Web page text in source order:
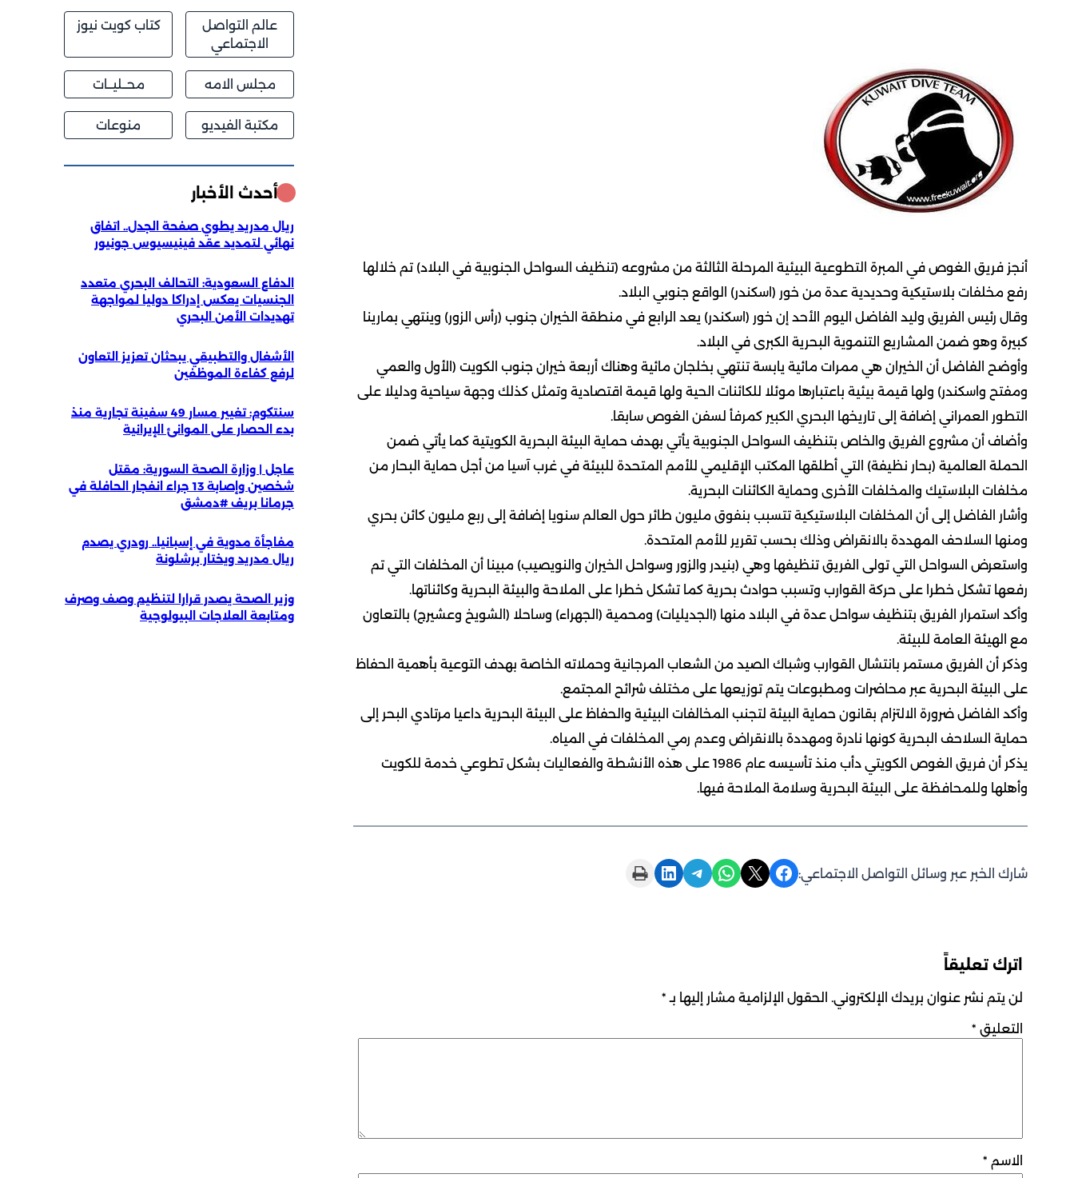
أنجز فريق الغوص في المبرة التطوعية البيئية المرحلة الثالثة من مشروعه (تنظيف السواحل الجنوبية في البلاد) تم خلالها
رفع مخلفات بلاستيكية وحديدية عدة من خور (اسكندر) الواقع جنوبي البلاد.
وقال رئيس الفريق وليد الفاضل اليوم الأحد إن خور (اسكندر) يعد الرابع في منطقة الخيران جنوب (رأس الزور) وينتهي بمارينا
كبيرة وهو ضمن المشاريع التنموية البحرية الكبرى في البلاد.
وأوضح الفاضل أن الخيران هي ممرات مائية يابسة تنتهي بخلجان مائية وهناك أربعة خيران جنوب الكويت (الأول والعمي
ومفتح واسكندر) ولها قيمة بيئية باعتبارها موئلا للكائنات الحية ولها قيمة اقتصادية وتمثل كذلك وجهة سياحية ودليلا على
التطور العمراني إضافة إلى تاريخها البحري الكبير كمرفأ لسفن الغوص سابقا.
وأضاف أن مشروع الفريق والخاص بتنظيف السواحل الجنوبية يأتي بهدف حماية البيئة البحرية الكويتية كما يأتي ضمن
الحملة العالمية (بحار نظيفة) التي أطلقها المكتب الإقليمي للأمم المتحدة للبيئة في غرب آسيا من أجل حماية البحار من
مخلفات البلاستيك والمخلفات الأخرى وحماية الكائنات البحرية.
وأشار الفاضل إلى أن المخلفات البلاستيكية تتسبب بنفوق مليون طائر حول العالم سنويا إضافة إلى ربع مليون كائن بحري
ومنها السلاحف المهددة بالانقراض وذلك بحسب تقرير للأمم المتحدة.
واستعرض السواحل التي تولى الفريق تنظيفها وهي (بنيدر والزور وسواحل الخيران والنويصيب) مبينا أن المخلفات التي تم
رفعها تشكل خطرا على حركة القوارب وتسبب حوادث بحرية كما تشكل خطرا على الملاحة والبيئة البحرية وكائناتها.
وأكد استمرار الفريق بتنظيف سواحل عدة في البلاد منها (الجديليات) ومحمية (الجهراء) وساحلا (الشويخ وعشيرج) بالتعاون
مع الهيئة العامة للبيئة.
وذكر أن الفريق مستمر بانتشال القوارب وشباك الصيد من الشعاب المرجانية وحملاته الخاصة بهدف التوعية بأهمية الحفاظ
على البيئة البحرية عبر محاضرات ومطبوعات يتم توزيعها على مختلف شرائح المجتمع.
وأكد الفاضل ضرورة الالتزام بقانون حماية البيئة لتجنب المخالفات البيئية والحفاظ على البيئة البحرية داعيا مرتادي البحر إلى
حماية السلاحف البحرية كونها نادرة ومهددة بالانقراض وعدم رمي المخلفات في المياه.
يذكر أن فريق الغوص الكويتي دأب منذ تأسيسه عام 1986 على هذه الأنشطة والفعاليات بشكل تطوعي خدمة للكويت
وأهلها وللمحافظة على البيئة البحرية وسلامة الملاحة فيها.
شارك الخبر عبر وسائل التواصل الاجتماعي: Share on Facebook
Share on X
Share on WhatsApp
Share on Telegram
Share on LinkedIn
Print this Page
اترك تعليقاً
لن يتم نشر عنوان بريدك الإلكتروني. الحقول الإلزامية مشار إليها بـ *
التعليق *
الاسم *
عالم التواصل
الاجتماعي
كتاب كويت نيوز
مجلس الامه محــليــات
مكتبة الفيديو منوعات
أحدث الأخبار
ريال مدريد يطوي صفحة الجدل.. اتفاق
نهائي لتمديد عقد فينيسيوس جونيور
الدفاع السعودية: التحالف البحري متعدد
الجنسيات يعكس إدراكا دوليا لمواجهة
تهديدات الأمن البحري
الأشغال والتطبيقي يبحثان تعزيز التعاون
لرفع كفاءة الموظفين
سنتكوم: تغيير مسار 49 سفينة تجارية منذ
بدء الحصار على الموانئ الإيرانية
عاجل | وزارة الصحة السورية: مقتل
شخصين وإصابة 13 جراء انفجار الحافلة في
جرمانا بريف #دمشق
مفاجأة مدوية في إسبانيا.. رودري يصدم
ريال مدريد ويختار برشلونة
وزير الصحة يصدر قرارا لتنظيم وصف وصرف
ومتابعة العلاجات البيولوجية